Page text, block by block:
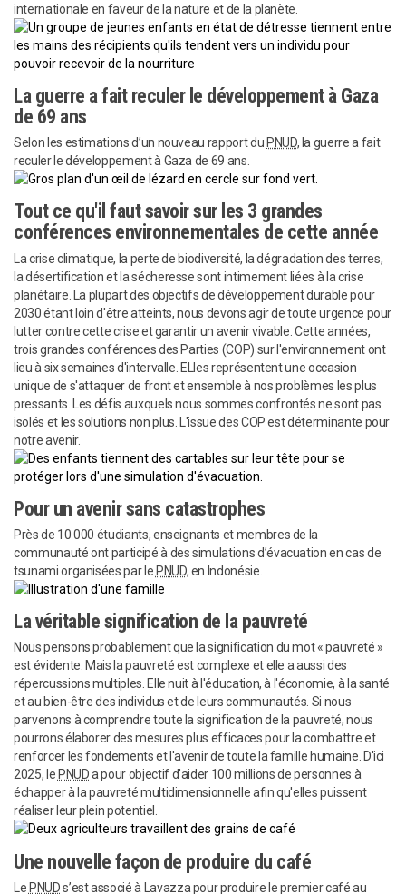
internationale en faveur de la nature et de la planète.
La guerre a fait reculer le développement à Gaza
de 69 ans
Selon les estimations d’un nouveau rapport du PNUD, la guerre a fait
reculer le développement à Gaza de 69 ans.
Tout ce qu'il faut savoir sur les 3 grandes
conférences environnementales de cette année
La crise climatique, la perte de biodiversité, la dégradation des terres,
la désertification et la sécheresse sont intimement liées à la crise
planétaire. La plupart des objectifs de développement durable pour
2030 étant loin d'être atteints, nous devons agir de toute urgence pour
lutter contre cette crise et garantir un avenir vivable. Cette années,
trois grandes conférences des Parties (COP) sur l'environnement ont
lieu à six semaines d'intervalle. ELles représentent une occasion
unique de s'attaquer de front et ensemble à nos problèmes les plus
pressants. Les défis auxquels nous sommes confrontés ne sont pas
isolés et les solutions non plus. L'issue des COP est déterminante pour
notre avenir.
Pour un avenir sans catastrophes
Près de 10 000 étudiants, enseignants et membres de la
communauté ont participé à des simulations d’évacuation en cas de
tsunami organisées par le PNUD,en Indonésie.
La véritable signification de la pauvreté
Nous pensons probablement que la signification du mot « pauvreté »
est évidente. Mais la pauvreté est complexe et elle a aussi des
répercussions multiples. Elle nuit à l'éducation, à l'économie, à la santé
et au bien-être des individus et de leurs communautés. Si nous
parvenons à comprendre toute la signification de la pauvreté, nous
pourrons élaborer des mesures plus efficaces pour la combattre et
renforcer les fondements et l'avenir de toute la famille humaine. D'ici
2025, le PNUDa pour objectif d'aider 100 millions de personnes à
échapper à la pauvreté multidimensionnelle afin qu'elles puissent
réaliser leur plein potentiel.
Une nouvelle façon de produire du café
Le PNUDs’est associé à Lavazza pour produire le premier café au